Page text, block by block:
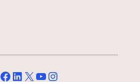
Facebook
LinkedIn
X YouTube
Instagram